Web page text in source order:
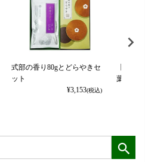
式部の香り80gとどらやきセ
ット
¥3,153(税込)
葉の郷